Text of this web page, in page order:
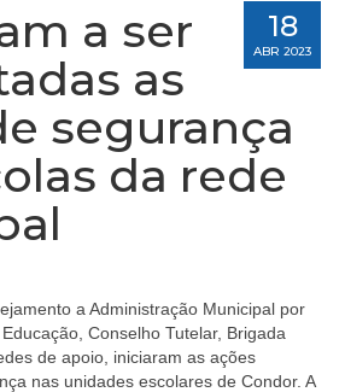
18
ABR 2023
a ser
as
segurança
da rede
a Administração Municipal por
Conselho Tutelar, Brigada
de apoio, iniciaram as ações
nas unidades escolares de Condor. A